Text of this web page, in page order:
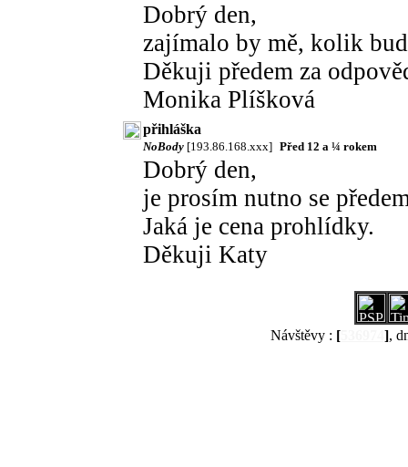
Dobrý den,
zajímalo by mě, kolik
Děkuji předem za
Monika Plíšková
přihláška
NoBody [193.86.168.xxx] Před 12 a ¼ rokem
Dobrý den,
je prosím nutno se
Jaká je cena prohlídky.
Děkuji Katy
Návštěvy : [536974 ],